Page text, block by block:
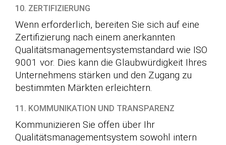
10. ZERTIFIZIERUNG
Wenn erforderlich, bereiten Sie sich auf eine
Zertifizierung nach einem anerkannten
Qualitätsmanagementsystemstandard wie ISO
9001 vor. Dies kann die Glaubwürdigkeit Ihres
Unternehmens stärken und den Zugang zu
bestimmten Märkten erleichtern.
11. KOMMUNIKATION UND TRANSPARENZ
Kommunizieren Sie offen über Ihr
Qualitätsmanagementsystem sowohl intern